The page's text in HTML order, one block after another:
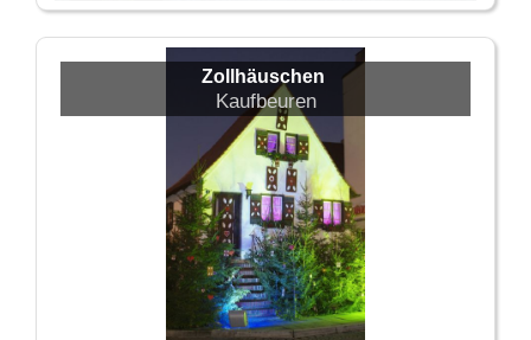
Zollhäuschen
Kaufbeuren